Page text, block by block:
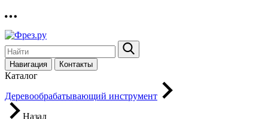
Навигация Контакты
Каталог
Деревообрабатывающий инструмент
Назад